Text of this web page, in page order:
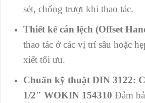
sét, chống trượt khi thao tác.
Thiết kế cán lệch (Offset
thao tác ở các vị trí sâu hoặc
xiết tối ưu.
Chuẩn kỹ thuật DIN 3122:
1/2″ WOKIN 154310 Đảm